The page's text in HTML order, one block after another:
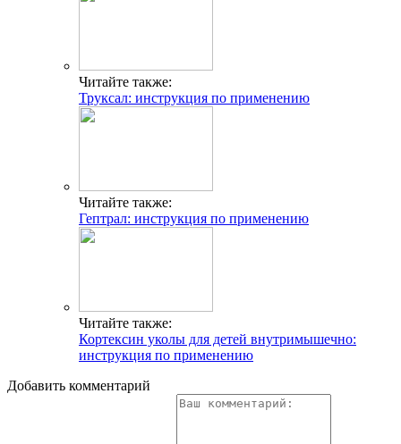
Читайте также:
Труксал: инструкция по применению
Читайте также:
Гептрал: инструкция по применению
Читайте также:
Кортексин уколы для детей внутримышечно:
инструкция по применению
Добавить комментарий